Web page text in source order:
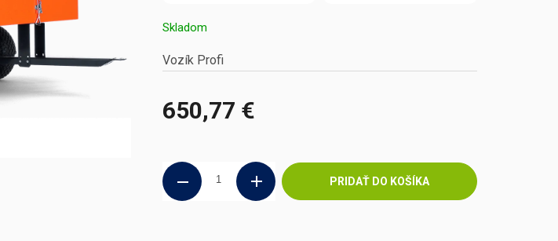
650,77 €
Skladom
PRIDAŤ DO KOŠÍKA
Vozík Profi